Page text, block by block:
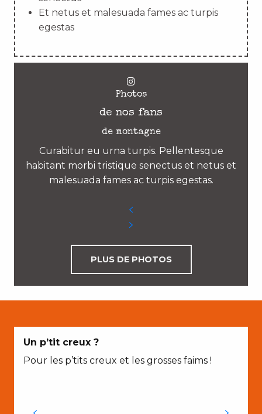
Et netus et malesuada fames ac turpis
egestas
Photos
de nos fans
de montagne
Curabitur eu urna turpis. Pellentesque
habitant morbi tristique senectus et netus et
malesuada fames ac turpis egestas.
PLUS DE PHOTOS
Un p’tit creux ?
Pour les p’tits creux et les grosses faims !